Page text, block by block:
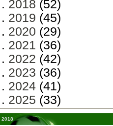
. 2018 (52)
. 2019 (45)
. 2020 (29)
. 2021 (36)
. 2022 (42)
. 2023 (36)
. 2024 (41)
. 2025 (33)
2018